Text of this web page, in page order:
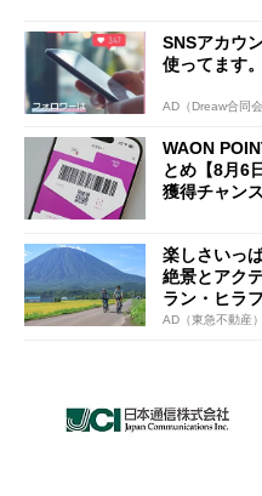
SNSアカウ
使ってます。
AD（Dreaw合同会
WAON
とめ【8月6
獲得チャン
楽しさいっ
絶景とアク
ラン・ヒラ
AD（東急不動産）